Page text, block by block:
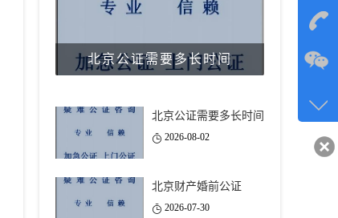
北京公证需要多长时间
北京公证需要多长时间
2026-08-02
北京财产婚前公证
2026-07-30
咨询
客服